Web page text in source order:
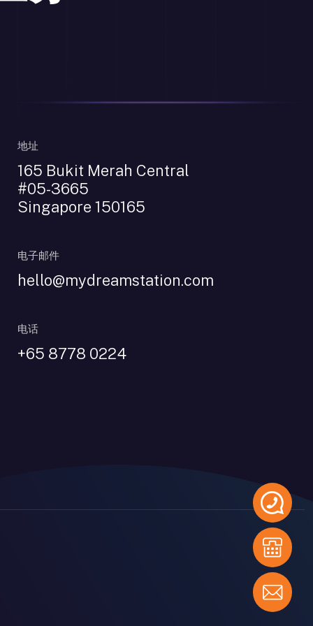
地址
165 Bukit Merah Central
#05-3665
Singapore 150165
电子邮件
hello@mydreamstation.com
电话
+65 8778 0224